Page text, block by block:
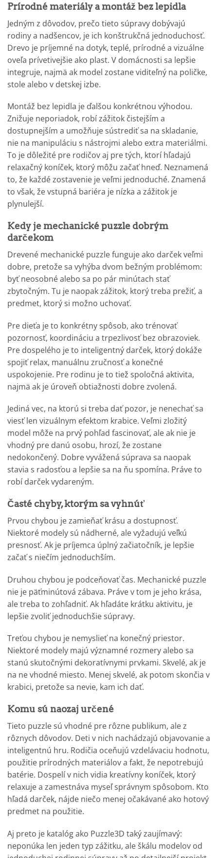
Prírodné materiály a montáž bez lepidla
Jedným z dôvodov, prečo tieto súpravy dobývajú
rodiny a nadšencov, je ich konštrukčná jednoduchosť.
Drevo je príjemné na dotyk, teplé, prírodné a vizuálne
oveľa prívetivejšie ako plast. V domácnosti sa lepšie
integruje, najmä ak model zostane viditeľný na poličke,
stole alebo v detskej izbe.
Montáž bez lepidla je ďalšou konkrétnou výhodou.
Znižuje neporiadok, robí zážitok čistejším a
dostupnejším a umožňuje sústrediť sa na skladanie,
nie na manipuláciu s nástrojmi alebo extra materiálmi.
To je dôležité pre rodičov aj pre tých, ktorí hľadajú
relaxačný koníček, ktorý môžu začať hneď. Neznamená
to, že každé zostavenie je veľmi jednoduché. Znamená
to však, že vstupná bariéra je nízka a zážitok je
plynulejší.
Kedy je mechanické puzzle dobrým
darčekom
Drevené mechanické puzzle funguje ako darček veľmi
dobre, pretože sa vyhýba dvom bežným problémom:
byť neosobné alebo sa po pár minútach stať
zbytočným. Tu je naopak zážitok, ktorý treba prežiť, a
predmet, ktorý si možno uchovať.
Pre dieťa je to konkrétny spôsob, ako trénovať
pozornosť, koordináciu a trpezlivosť bez obrazoviek.
Pre dospelého je to inteligentný darček, ktorý dokáže
spojiť relax, manuálnu zručnosť a konečné
uspokojenie. Pre rodinu je to tiež spoločná aktivita,
najmä ak je úroveň obtiažnosti dobre zvolená.
Jediná vec, na ktorú si treba dať pozor, je nenechať sa
viesť len vizuálnym efektom krabice. Veľmi zložitý
model môže na prvý pohľad fascinovať, ale ak nie je
vhodný pre danú osobu, hrozí, že zostane
nedokončený. Dobre vyvážená súprava sa naopak
stavia s radosťou a lepšie sa na ňu spomína. Práve to
robí darček vydareným.
Časté chyby, ktorým sa vyhnúť
Prvou chybou je zamieňať krásu a dostupnosť.
Niektoré modely sú nádherné, ale vyžadujú veľkú
presnosť. Ak je príjemca úplný začiatočník, je lepšie
začať s niečím jednoduchším.
Druhou chybou je podceňovať čas. Mechanické puzzle
nie je päťminútová zábava. Práve v tom je jeho krása,
ale treba to zohľadniť. Ak hľadáte krátku aktivitu, je
lepšie zvoliť jednoduchšie súpravy.
Treťou chybou je nemyslieť na konečný priestor.
Niektoré modely majú významné rozmery alebo sa
stanú skutočnými dekoratívnymi prvkami. Skvelé, ak je
na ne vhodné miesto. Menej skvelé, ak potom skončia v
krabici, pretože sa nevie, kam ich dať.
Komu sú naozaj určené
Tieto puzzle sú vhodné pre rôzne publikum, ale z
rôznych dôvodov. Deti v nich nachádzajú objavovanie a
inteligentnú hru. Rodičia oceňujú vzdelávaciu hodnotu,
použitie prírodných materiálov a fakt, že nepotrebujú
batérie. Dospelí v nich vidia kreatívny koníček, ktorý
relaxuje a zamestnáva myseľ správnym spôsobom. Kto
hľadá darček, nájde niečo menej očakávané ako hotový
predmet na použitie.
Aj preto je katalóg ako Puzzle3D taký zaujímavý:
neponúka len jeden typ zážitku, ale škálu modelov od